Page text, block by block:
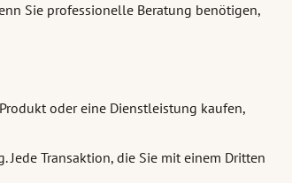
Sie professionelle Beratung benötigen,
oder eine Dienstleistung kaufen,
Transaktion, die Sie mit einem Dritten